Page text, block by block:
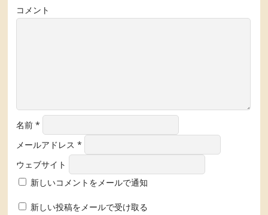
コメント
名前*
メールアドレス*
ウェブサイト
新しいコメントをメールで通知
新しい投稿をメールで受け取る